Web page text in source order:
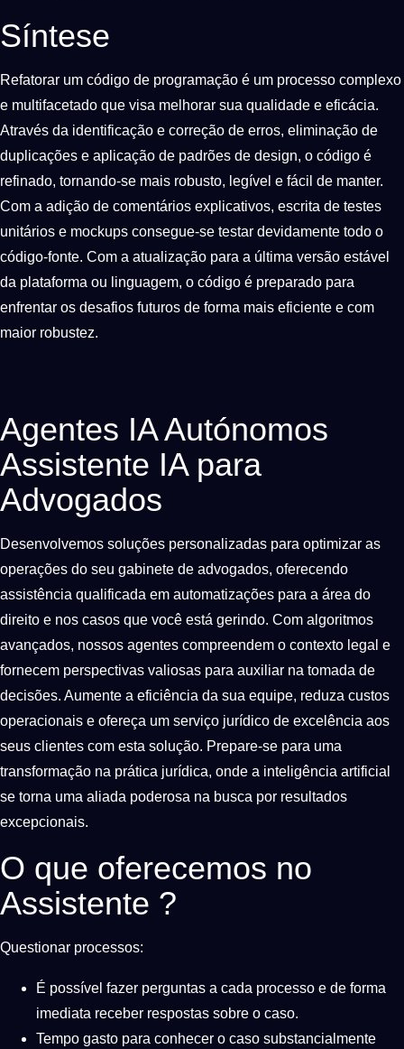
Síntese
Refatorar um código de programação é um processo complexo
e multifacetado que visa melhorar sua qualidade e eficácia.
Através da identificação e correção de erros, eliminação de
duplicações e aplicação de padrões de design, o código é
refinado, tornando-se mais robusto, legível e fácil de manter.
Com a adição de comentários explicativos, escrita de testes
unitários e mockups consegue-se testar devidamente todo o
código-fonte. Com a atualização para a última versão estável
da plataforma ou linguagem, o código é preparado para
enfrentar os desafios futuros de forma mais eficiente e com
maior robustez.
Agentes IA Autónomos
Assistente IA para
Advogados
Desenvolvemos soluções personalizadas para optimizar as
operações do seu gabinete de advogados, oferecendo
assistência qualificada em automatizações para a área do
direito e nos casos que você está gerindo. Com algoritmos
avançados, nossos agentes compreendem o contexto legal e
fornecem perspectivas valiosas para auxiliar na tomada de
decisões. Aumente a eficiência da sua equipe, reduza custos
operacionais e ofereça um serviço jurídico de excelência aos
seus clientes com esta solução. Prepare-se para uma
transformação na prática jurídica, onde a inteligência artificial
se torna uma aliada poderosa na busca por resultados
excepcionais.
O que oferecemos no
Assistente ?
Questionar processos:
É possível fazer perguntas a cada processo e de forma
imediata receber respostas sobre o caso.
Tempo gasto para conhecer o caso substancialmente